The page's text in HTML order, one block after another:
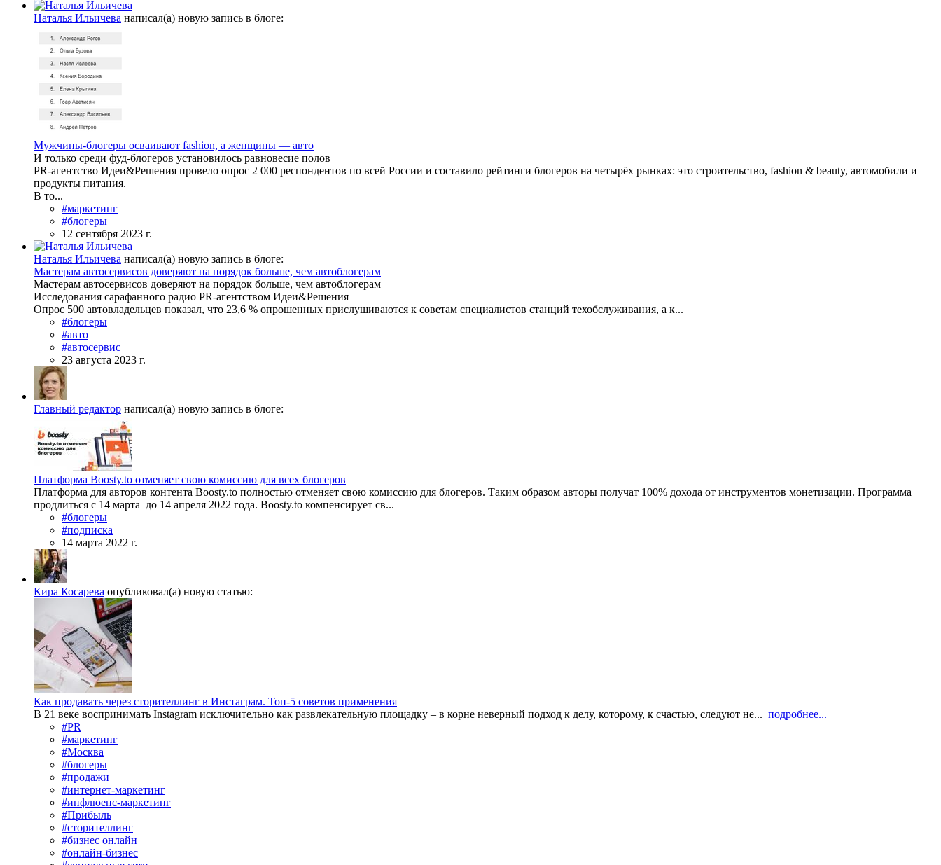
Наталья Ильичева написал(а) новую запись в блоге:
Мужчины-блогеры осваивают fashion, а женщины — авто
И только среди фуд-блогеров установилось равновесие полов
PR-агентство Идеи&Решения провело опрос 2 000 респондентов по всей России и составило рейтинги блогеров на четырёх рынках: это строительство, fashion & beauty, автомобили и
продукты питания.
В то...
#маркетинг
#блогеры
12 сентября 2023 г.
Наталья Ильичева написал(а) новую запись в блоге:
Мастерам автосервисов доверяют на порядок больше, чем автоблогерам
Мастерам автосервисов доверяют на порядок больше, чем автоблогерам
Исследования сарафанного радио PR-агентством Идеи&Решения
Опрос 500 автовладельцев показал, что 23,6 % опрошенных прислушиваются к советам специалистов станций техобслуживания, а к...
#блогеры
#авто
#автосервис
23 августа 2023 г.
Главный редактор написал(а) новую запись в блоге:
Платформа Boosty.to отменяет свою комиссию для всех блогеров
Платформа для авторов контента Boosty.to полностью отменяет свою комиссию для блогеров. Таким образом авторы получат 100% дохода от инструментов монетизации. Программа
продлиться с 14 марта до 14 апреля 2022 года. Boosty.to компенсирует св...
#блогеры
#подписка
14 марта 2022 г.
Кира Косарева опубликовал(а) новую статью:
Как продавать через сторителлинг в Инстаграм. Топ-5 советов применения
В 21 веке воспринимать Instagram исключительно как развлекательную площадку – в корне неверный подход к делу, которому, к счастью, следуют не... подробнее...
#PR
#маркетинг
#Москва
#блогеры
#продажи
#интернет-маркетинг
#инфлюенс-маркетинг
#Прибыль
#сторителлинг
#бизнес онлайн
#онлайн-бизнес